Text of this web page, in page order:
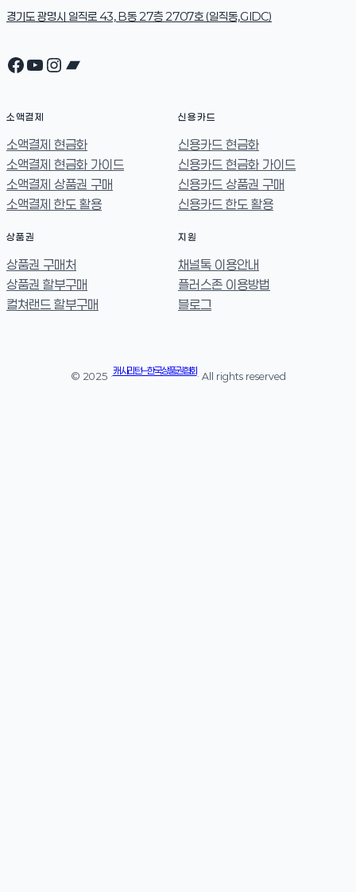
경기도 광명시 일직로 43, B동 27층 2707호 (일직동,GIDC)
Facebook
YouTube
Instagram
Bandcamp
소액결제
소액결제 현금화
소액결제 현금화 가이드
소액결제 상품권 구매
소액결제 한도 활용
신용카드
신용카드 현금화
신용카드 현금화 가이드
신용카드 상품권 구매
신용카드 한도 활용
상품권
상품권 구매처
상품권 할부구매
컬쳐랜드 할부구매
지원
채널톡 이용안내
플러스존 이용방법
블로그
© 2025 ·
캐시리턴 – 한국상품권협회
· All rights reserved